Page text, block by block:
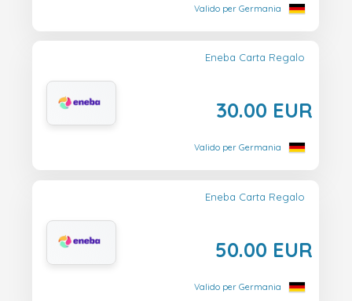
Valido per Germania
Eneba Carta Regalo
30.00 EUR
Valido per Germania
Eneba Carta Regalo
50.00 EUR
Valido per Germania